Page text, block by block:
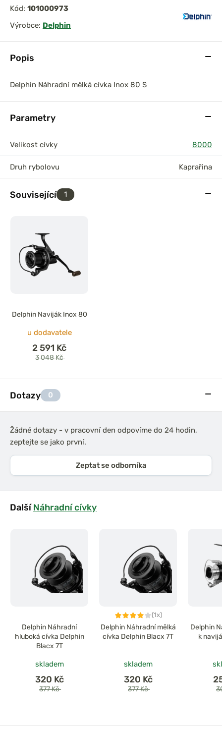
Popis
Delphin Náhradní mělká cívka Inox 80 S
Parametry
Velikost cívky 8000
Druh rybolovu Kaprařina
Související 1
Delphin Naviják Inox 80
u dodavatele
2 591 Kč
3 048 Kč
Dotazy 0
Žádné dotazy - v pracovní den odpovíme do 24 hodin,
zeptejte se jako první.
Zeptat se odborníka
DalšíNáhradní cívky
Delphin Náhradní
hluboká cívka Delphin
Blacx 7T
skladem
320 Kč
377 Kč
(1x)
Delphin Náhradní mělká
cívka Delphin Blacx 7T
skladem
320 Kč
377 Kč
Delphin
k
Kód: 101000973
Výrobce: Delphin